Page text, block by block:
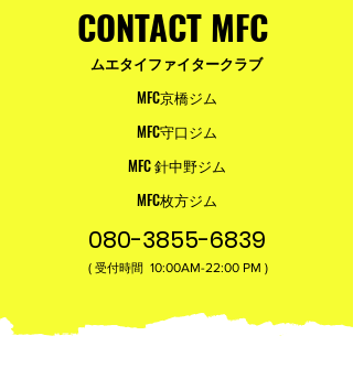
CONTACT MFC
ムエタイファイタークラブ
MFC京橋ジム
MFC守口ジム
MFC 針中野ジム
MFC枚方ジム
080-3855-6839
( 受付時間 10:00AM-22:00​ PM )